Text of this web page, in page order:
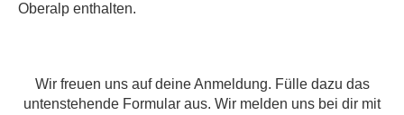
Oberalp enthalten.
Wir freuen uns auf deine Anmeldung. Fülle dazu das
untenstehende Formular aus. Wir melden uns bei dir mit